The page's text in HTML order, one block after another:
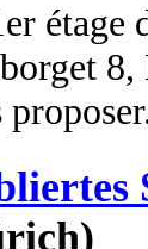
étage
8,